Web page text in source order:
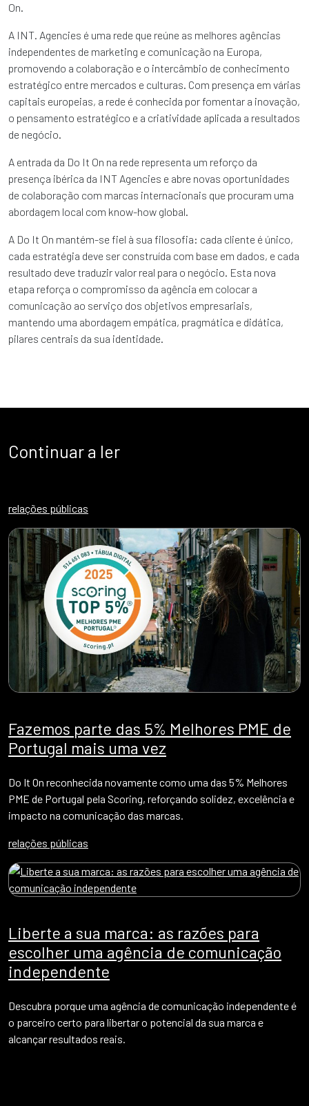
On.
A INT. Agencies é uma rede que reúne as melhores agências
independentes de marketing e comunicação na Europa,
promovendo a colaboração e o intercâmbio de conhecimento
estratégico entre mercados e culturas. Com presença em várias
capitais europeias, a rede é conhecida por fomentar a inovação,
o pensamento estratégico e a criatividade aplicada a resultados
de negócio.
A entrada da Do It On na rede representa um reforço da
presença ibérica da INT Agencies e abre novas oportunidades
de colaboração com marcas internacionais que procuram uma
abordagem local com know-how global.
A Do It On mantém-se fiel à sua filosofia: cada cliente é único,
cada estratégia deve ser construída com base em dados, e cada
resultado deve traduzir valor real para o negócio. Esta nova
etapa reforça o compromisso da agência em colocar a
comunicação ao serviço dos objetivos empresariais,
mantendo uma abordagem empática, pragmática e didática,
pilares centrais da sua identidade.
Continuar a ler
relações públicas
Fazemos parte das 5% Melhores PME de
Portugal mais uma vez
Do It On reconhecida novamente como uma das 5% Melhores
PME de Portugal pela Scoring, reforçando solidez, excelência e
impacto na comunicação das marcas.
relações públicas
Liberte a sua marca: as razões para
escolher uma agência de comunicação
independente
Descubra porque uma agência de comunicação independente é
o parceiro certo para libertar o potencial da sua marca e
alcançar resultados reais.